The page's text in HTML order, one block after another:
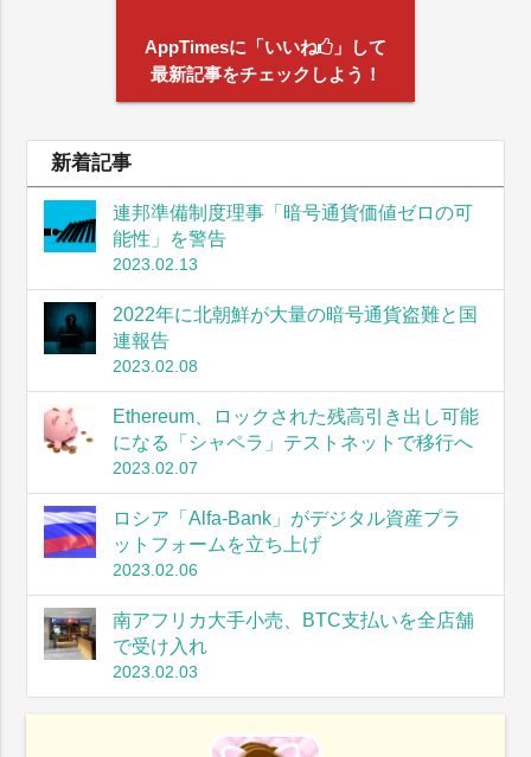
AppTimesに「いいね
」して
最新記事をチェックしよう！
新着記事
連邦準備制度理事「暗号通貨価値ゼロの可
能性」を警告
2023.02.13
2022年に北朝鮮が大量の暗号通貨盗難と国
連報告
2023.02.08
Ethereum、ロックされた残高引き出し可能
になる「シャペラ」テストネットで移行へ
2023.02.07
ロシア「Alfa-Bank」がデジタル資産プラ
ットフォームを立ち上げ
2023.02.06
南アフリカ大手小売、BTC支払いを全店舗
で受け入れ
2023.02.03